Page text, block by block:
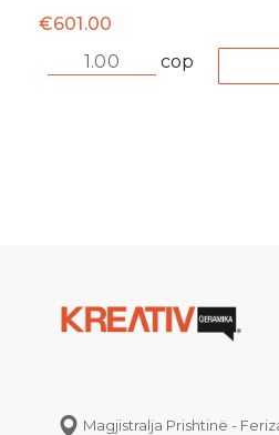
€601.00
cop
Magjistralja Prishtinë -